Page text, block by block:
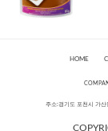
HOME
주소:경기도 포천시 가